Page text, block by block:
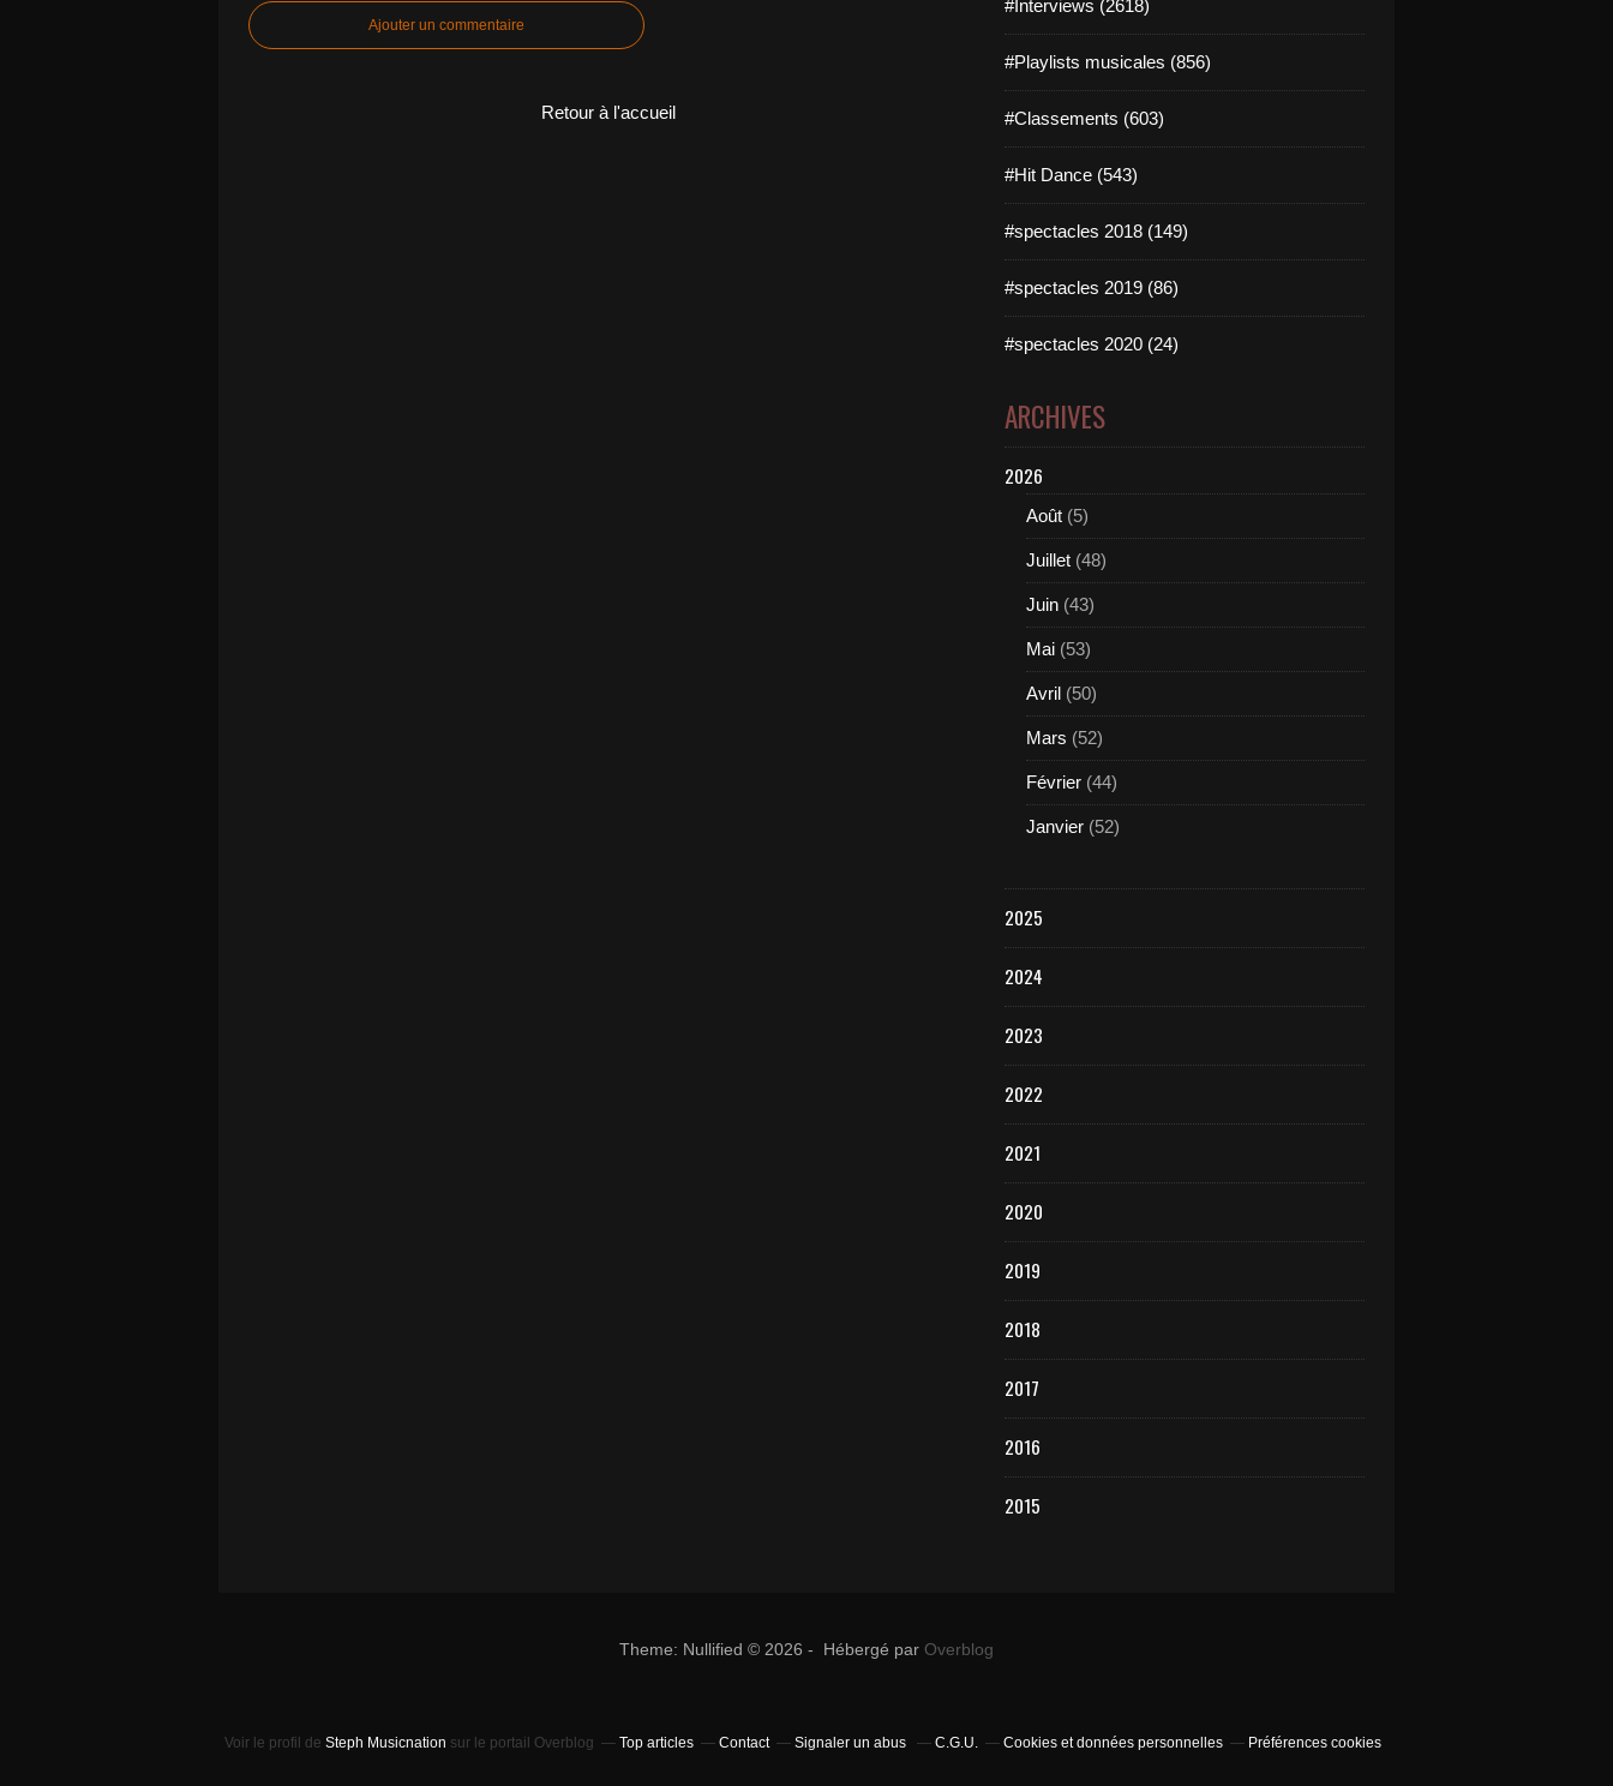
Ajouter un commentaire
Retour à l'accueil
#Interviews (2618)
#Playlists musicales (856)
#Classements (603)
#Hit Dance (543)
#spectacles 2018 (149)
#spectacles 2019 (86)
#spectacles 2020 (24)
ARCHIVES
2026
Août (5)
Juillet (48)
Juin (43)
Mai (53)
Avril (50)
Mars (52)
Février (44)
Janvier (52)
2025
2024
2023
2022
2021
2020
2019
2018
2017
2016
2015
Theme: Nullified © 2026 - Hébergé par Overblog
Voir le profil de Steph Musicnation sur le portail Overblog Top articles Contact Signaler un abus C.G.U. Cookies et données personnelles Préférences cookies